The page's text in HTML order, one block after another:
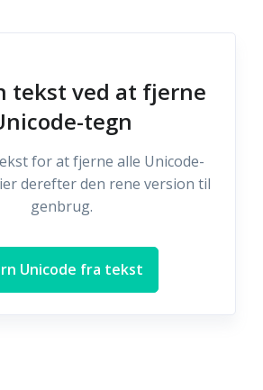
tekst ved at fjerne
tegn
for at fjerne alle Unicode-
derefter den rene version til
genbrug.
Unicode fra tekst